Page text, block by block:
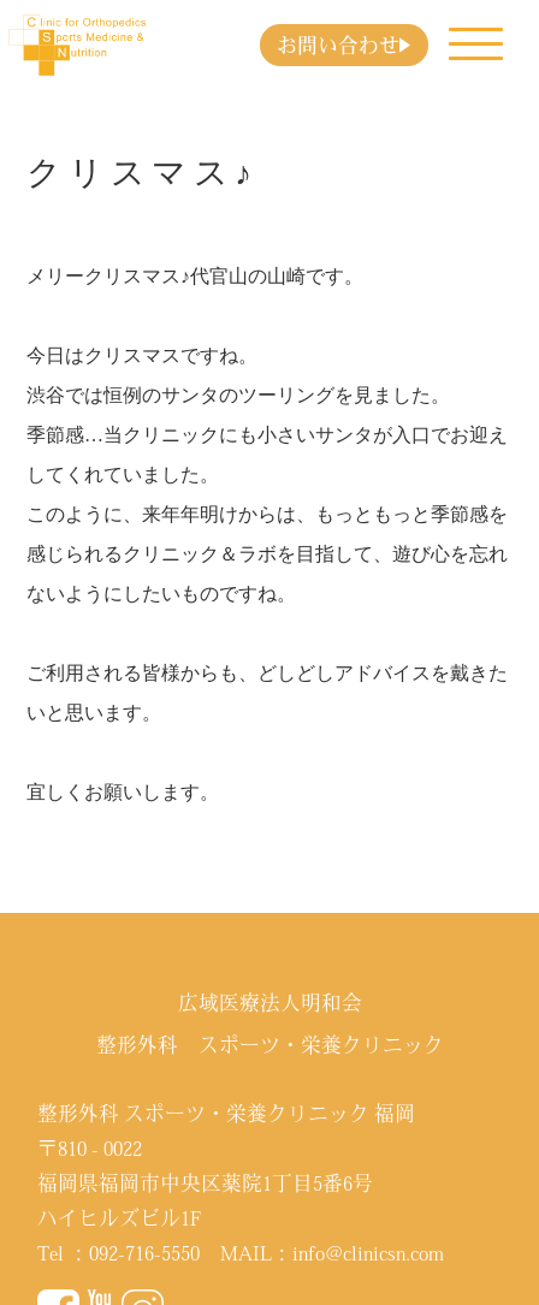
お問い合わせ
クリスマス♪
メリークリスマス♪代官山の山崎です。
今日はクリスマスですね。
渋谷では恒例のサンタのツーリングを見ました。
季節感…当クリニックにも小さいサンタが入口でお迎え
してくれていました。
このように、来年年明けからは、もっともっと季節感を
感じられるクリニック＆ラボを目指して、遊び心を忘れ
ないようにしたいものですね。
ご利用される皆様からも、どしどしアドバイスを戴きた
いと思います。
宜しくお願いします。
広域医療法人明和会
整形外科 スポーツ・栄養クリニック
整形外科 スポーツ・栄養クリニック 福岡
〒810 - 0022
福岡県福岡市中央区薬院1丁目5番6号
ハイヒルズビル1F
Tel ：092-716-5550 MAIL：info@clinicsn.com